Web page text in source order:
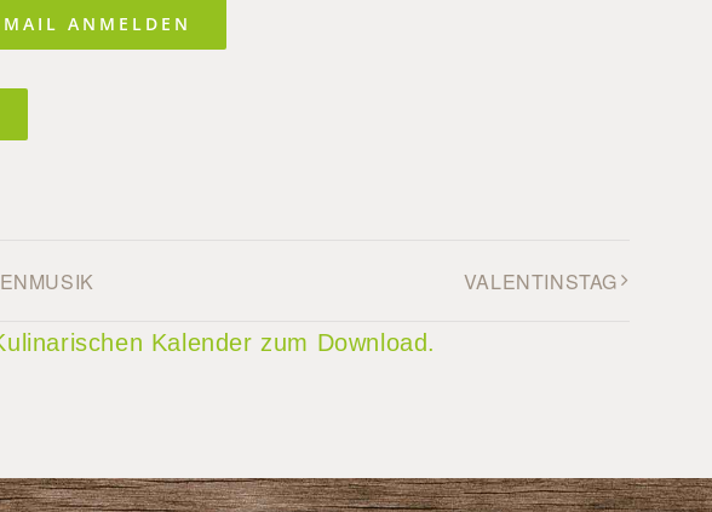
ANMELDEN
VALENTINSTAG
Kalender zum Download.